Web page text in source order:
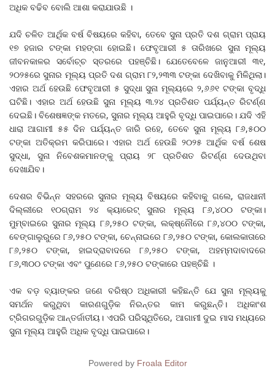
ଅଧିକ ବଢିବ ବୋଲି ଆଶା କରାଯାଉଛି ।
ଯଦି ଚଳିତ ଆର୍ଥିକ ବର୍ଷ ବିଷୟରେ କହିବା, ତେବେ ସୁନା ପ୍ରତି ଦଶ ଗ୍ରାମ ପ୍ରାୟ
୧୭ ହଜାର ଟଙ୍କା ମହଙ୍ଗା ହୋଇଛି। ଫେବୃଆରୀ ୫ ତାରିଖରେ ସୁନା ମୂଲ୍ୟ
ଜୀବନକାଳର ସର୍ବୋଚ୍ଚ ସ୍ତରରେ ପହଞ୍ଚିଛି। ଯେତେବେଳେ ଜାନୁଆରୀ ୩୧,
୨୦୨୫ରେ ସୁନାର ମୂଲ୍ୟ ପ୍ରତି ଦଶ ଗ୍ରାମ ୮୨,୨୩୩ ଟଙ୍କା ଦେଖିବାକୁ ମିଳିଥିଲା।
ଏହାର ଅର୍ଥ ହେଉଛି ଫେବୃଆରୀ ୫ ସୁଦ୍ଧା ସୁନା ମୂଲ୍ୟରେ ୨,୬୬୧ ଟଙ୍କା ବୃଦ୍ଧି
ଘଟିଛି। ଏହାର ଅର୍ଥ ହେଉଛି ସୁନା ମୂଲ୍ୟ ୩.୨୪ ପ୍ରତିଶତ ପର୍ଯ୍ୟନ୍ତ ରିଟର୍ଣ୍ଣ
ଦେଇଛି। ବିଶେଷଜ୍ଞଙ୍କ ମତରେ, ସୁନାର ମୂଲ୍ୟ ଆହୁରି ବୃଦ୍ଧି ପାଇପାରେ। ଯଦି ଏହି
ଧାରା ଆଗାମୀ ୫୫ ଦିନ ପର୍ଯ୍ୟନ୍ତ ଜାରି ରହେ, ତେବେ ସୁନା ମୂଲ୍ୟ ୮୬,୫୦୦
ଟଙ୍କା ଅତିକ୍ରମ କରିପାରେ। ଏହାର ଅର୍ଥ ହେଉଛି ୨୦୨୫ ଆର୍ଥିକ ବର୍ଷ ଶେଷ
ସୁଦ୍ଧା, ସୁନା ନିବେଶକମାନଙ୍କୁ ପ୍ରାୟ ୨୮ ପ୍ରତିଶତ ରିଟର୍ଣ୍ଣ ଦେଉଥିବା
ଦେଖାଯିବ।
ଦେଶର ବିଭିନ୍ନ ସହରରେ ସୁନାର ମୂଲ୍ୟ ବିଷୟରେ କହିବାକୁ ଗଲେ, ରାଜଧାନୀ
ଦିଲ୍ଲୀରେ ୧୦ଗ୍ରାମ ୨୪ କ୍ୟାରେଟ୍ ସୁନାର ମୂଲ୍ୟ ୮୬,୪୦୦ ଟଙ୍କା।
ମୁମ୍ବାଇରେ ସୁନାର ମୂଲ୍ୟ ୮୬,୨୫୦ ଟଙ୍କା, ଲକ୍ଷ୍ନୌରେ ୮୬,୪୦୦ ଟଙ୍କା,
ବେଙ୍ଗାଲୁରୁରେ ୮୬,୨୫୦ ଟଙ୍କା, ଚେନ୍ନାଇରେ ୮୬,୨୫୦ ଟଙ୍କା, କୋଲକାତାରେ
୮୬,୨୫୦ ଟଙ୍କା, ହାଇଦ୍ରାବାଦରେ ୮୬,୨୫୦ ଟଙ୍କା, ଅହମ୍ମଦାବାଦରେ
୮୬,୩୦୦ ଟଙ୍କା ଏବଂ ପୁଣେରେ ୮୬,୨୫୦ ଟଙ୍କାରେ ପହଞ୍ଚିଛି ।
ଏକ ବଡ଼ ବ୍ୟାଙ୍କର ଜଣେ ବରିଷ୍ଠ ଅଧିକାରୀ କହିଛନ୍ତି ଯେ ସୁନା ମୂଲ୍ୟକୁ
ସମର୍ଥନ କରୁଥିବା କାରଣଗୁଡ଼ିକ ନିରନ୍ତର କାମ କରୁଛନ୍ତି। ଅଧିକାଂଶ
ଟ୍ରିଗରଗୁଡ଼ିକ ଆନ୍ତର୍ଜାତୀୟ। ଏପରି ପରିସ୍ଥିତିରେ, ଆଗାମୀ ଦୁଇ ମାସ ମଧ୍ୟରେ
ସୁନା ମୂଲ୍ୟ ଆହୁରି ଅଧିକ ବୃଦ୍ଧି ପାଇପାରେ।
Powered by Froala Editor